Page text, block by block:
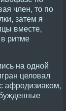
член, то по
затем я
вместе,
ритме
на одной
целовал
афродизиаком,